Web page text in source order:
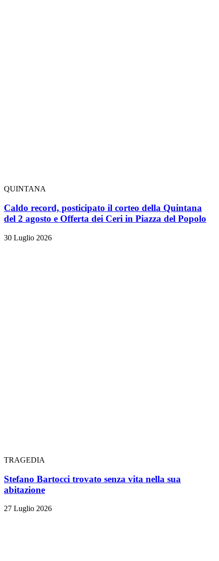
QUINTANA
Caldo record, posticipato il corteo della Quintana
del 2 agosto e Offerta dei Ceri in Piazza del Popolo
30 Luglio 2026
TRAGEDIA
Stefano Bartocci trovato senza vita nella sua
abitazione
27 Luglio 2026